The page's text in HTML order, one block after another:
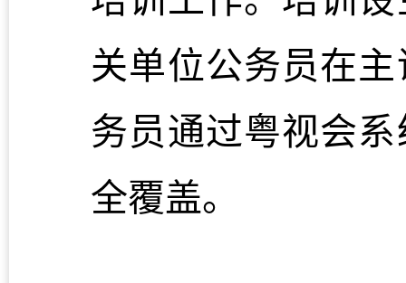
关单位公务员在
务员通过粤视会
全覆盖。